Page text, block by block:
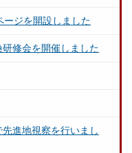
ジを開設しました
修会を開催しました
進地視察を行いまし